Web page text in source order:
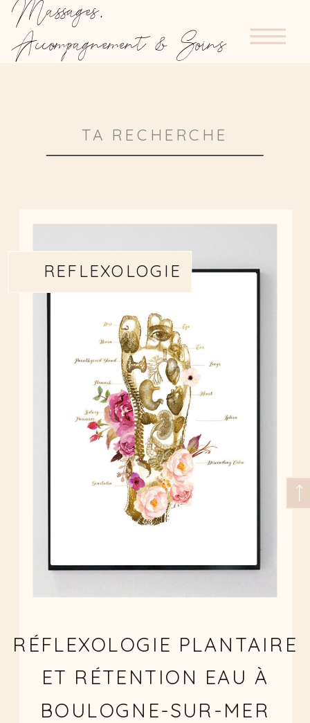
Massages,
Accompagnement & Soins
RÉFLEXOLOGIE PLANTAIRE
ET RÉTENTION EAU À
BOULOGNE-SUR-MER
REFLEXOLOGIE
Search
for: